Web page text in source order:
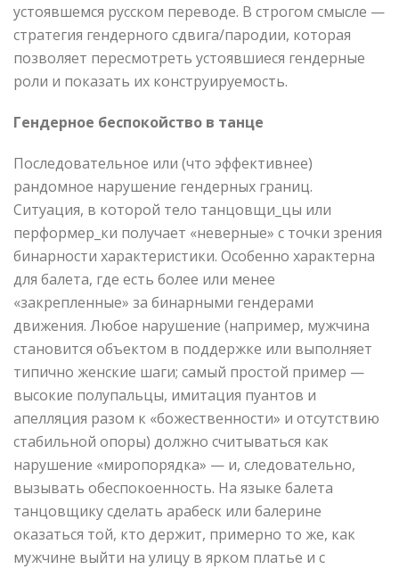
устоявшемся русском переводе. В строгом смысле —
стратегия гендерного сдвига/пародии, которая
позволяет пересмотреть устоявшиеся гендерные
роли и показать их конструируемость.
Гендерное беспокойство в танце
Последовательное или (что эффективнее)
рандомное нарушение гендерных границ.
Ситуация, в которой тело танцовщи_цы или
перформер_ки получает «неверные» с точки зрения
бинарности характеристики. Особенно характерна
для балета, где есть более или менее
«закрепленные» за бинарными гендерами
движения. Любое нарушение (например, мужчина
становится объектом в поддержке или выполняет
типично женские шаги; самый простой пример —
высокие полупальцы, имитация пуантов и
апелляция разом к «божественности» и отсутствию
стабильной опоры) должно считываться как
нарушение «миропорядка» — и, следовательно,
вызывать обеспокоенность. На языке балета
танцовщику сделать арабеск или балерине
оказаться той, кто держит, примерно то же, как
мужчине выйти на улицу в ярком платье и с